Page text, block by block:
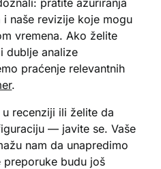
naše revizije koje mogu
vremena. Ako želite
dublje analize
praćenje relevantnih
.
recenziji ili želite da
— javite se. Vaše
nam da unapredimo
preporuke budu još